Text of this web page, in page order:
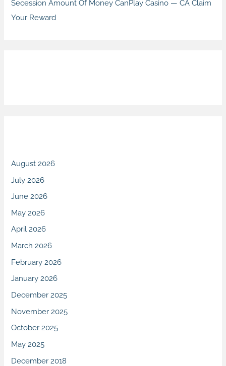
Secession Amount Of Money CanPlay Casino — CA Claim
Your Reward
August 2026
July 2026
June 2026
May 2026
April 2026
March 2026
February 2026
January 2026
December 2025
November 2025
October 2025
May 2025
December 2018